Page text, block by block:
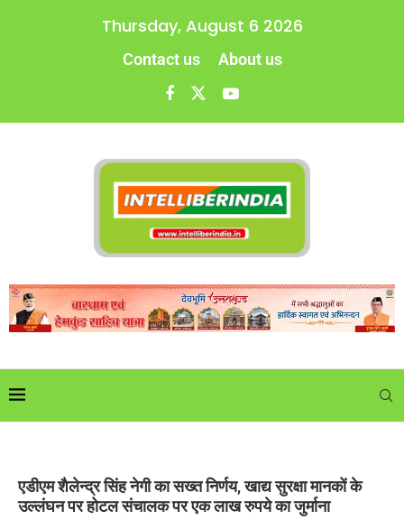
Thursday, August 6 2026
Contact us About us
एडीएम शैलेन्द्र सिंह नेगी का सख्त निर्णय, खाद्य सुरक्षा मानकों के
उल्लंघन पर होटल संचालक पर एक लाख रुपये का जुर्माना